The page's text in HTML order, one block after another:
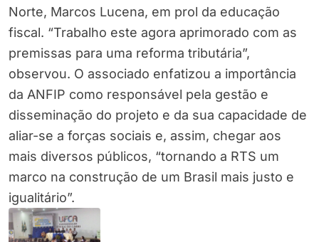
Norte, Marcos Lucena, em prol da educação
fiscal. “Trabalho este agora aprimorado com as
premissas para uma reforma tributária”,
observou. O associado enfatizou a importância
da ANFIP como responsável pela gestão e
disseminação do projeto e da sua capacidade de
aliar-se a forças sociais e, assim, chegar aos
mais diversos públicos, “tornando a RTS um
marco na construção de um Brasil mais justo e
igualitário”.